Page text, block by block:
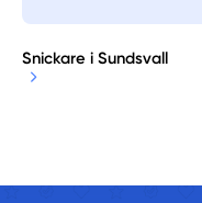
Snickare i Sundsvall